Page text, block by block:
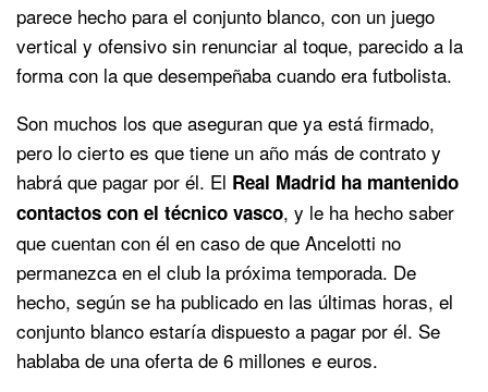
parece hecho para el conjunto blanco, con un juego
vertical y ofensivo sin renunciar al toque, parecido a la
forma con la que desempeñaba cuando era futbolista.
Son muchos los que aseguran que ya está firmado,
pero lo cierto es que tiene un año más de contrato y
habrá que pagar por él. El Real Madrid ha mantenido
contactos con el técnico vasco, y le ha hecho saber
que cuentan con él en caso de que Ancelotti no
permanezca en el club la próxima temporada. De
hecho, según se ha publicado en las últimas horas, el
conjunto blanco estaría dispuesto a pagar por él. Se
hablaba de una oferta de 6 millones e euros.